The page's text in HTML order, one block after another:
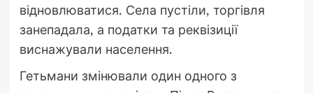
відновлюватися. Села пустіли, торгівля
занепадала, а податки та реквізиції
виснажували населення.
Гетьмани змінювали один одного з